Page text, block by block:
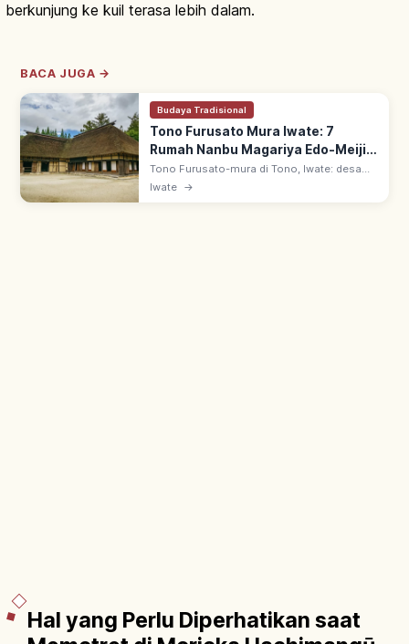
berkunjung ke kuil terasa lebih dalam.
BACA JUGA →
Budaya Tradisional
Tono Furusato Mura Iwate: 7
Rumah Nanbu Magariya Edo-Meiji,
Rute & Sorotan
Tono Furusato-mura di Tono, Iwate: desa
wisata dengan 7 Nanbu Magariya (rumah
Iwate →
Hal yang Perlu Diperhatikan saat